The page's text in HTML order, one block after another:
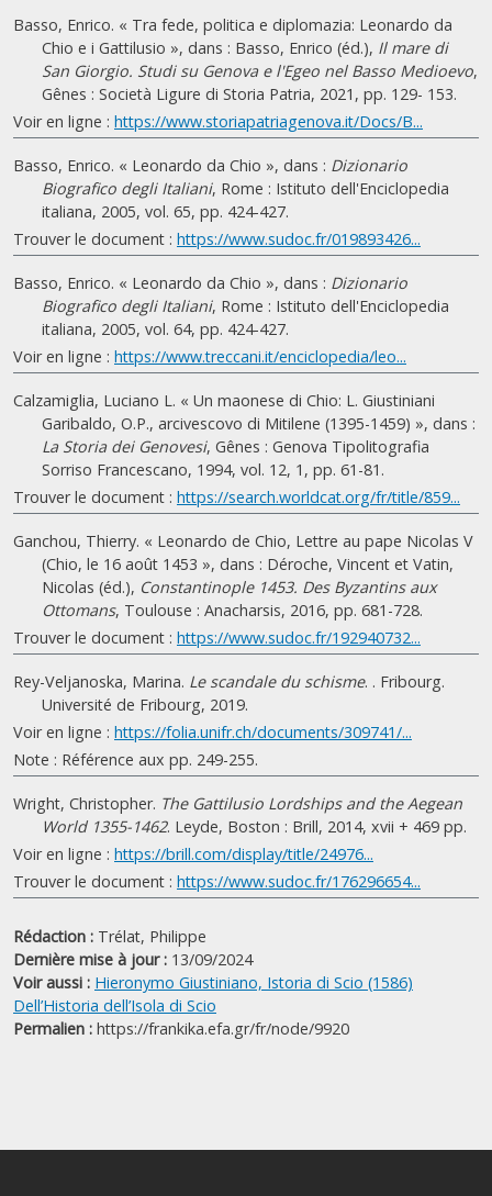
Basso, Enrico. « Tra fede, politica e diplomazia: Leonardo da
Chio e i Gattilusio », dans : Basso, Enrico (éd.), Il mare di
San Giorgio. Studi su Genova e l'Egeo nel Basso Medioevo,
Gênes : Società Ligure di Storia Patria, 2021, pp. 129- 153.
Voir en ligne : https://www.storiapatriagenova.it/Docs/B...
Basso, Enrico. « Leonardo da Chio », dans : Dizionario
Biografico degli Italiani, Rome : Istituto dell'Enciclopedia
italiana, 2005, vol. 65, pp. 424-427.
Trouver le document : https://www.sudoc.fr/019893426...
Basso, Enrico. « Leonardo da Chio », dans : Dizionario
Biografico degli Italiani, Rome : Istituto dell'Enciclopedia
italiana, 2005, vol. 64, pp. 424-427.
Voir en ligne : https://www.treccani.it/enciclopedia/leo...
Calzamiglia, Luciano L. « Un maonese di Chio: L. Giustiniani
Garibaldo, O.P., arcivescovo di Mitilene (1395-1459) », dans :
La Storia dei Genovesi, Gênes : Genova Tipolitografia
Sorriso Francescano, 1994, vol. 12, 1, pp. 61-81.
Trouver le document : https://search.worldcat.org/fr/title/859...
Ganchou, Thierry. « Leonardo de Chio, Lettre au pape Nicolas V
(Chio, le 16 août 1453 », dans : Déroche, Vincent et Vatin,
Nicolas (éd.), Constantinople 1453. Des Byzantins aux
Ottomans, Toulouse : Anacharsis, 2016, pp. 681-728.
Trouver le document : https://www.sudoc.fr/192940732...
Rey-Veljanoska, Marina. Le scandale du schisme. . Fribourg.
Université de Fribourg, 2019.
Voir en ligne : https://folia.unifr.ch/documents/309741/...
Note : Référence aux pp. 249-255.
Wright, Christopher. The Gattilusio Lordships and the Aegean
World 1355-1462. Leyde, Boston : Brill, 2014, xvii + 469 pp.
Voir en ligne : https://brill.com/display/title/24976...
Trouver le document : https://www.sudoc.fr/176296654...
Rédaction : Trélat, Philippe
Dernière mise à jour : 13/09/2024
Voir aussi : Hieronymo Giustiniano, Istoria di Scio (1586)
Dell’Historia dell’Isola di Scio
Permalien : https://frankika.efa.gr/fr/node/9920